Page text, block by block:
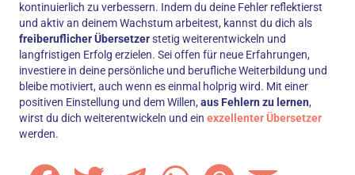
kontinuierlich zu verbessern. Indem du deine Fehler reflektierst
und aktiv an deinem Wachstum arbeitest, kannst du dich als
freiberuflicher Übersetzerstetig weiterentwickeln und
langfristigen Erfolg erzielen. Sei offen für neue Erfahrungen,
investiere in deine persönliche und berufliche Weiterbildung und
bleibe motiviert, auch wenn es einmal holprig wird. Mit einer
positiven Einstellung und dem Willen, aus Fehlern zu lernen,
wirst du dich weiterentwickeln und ein exzellenter Übersetzer
werden.